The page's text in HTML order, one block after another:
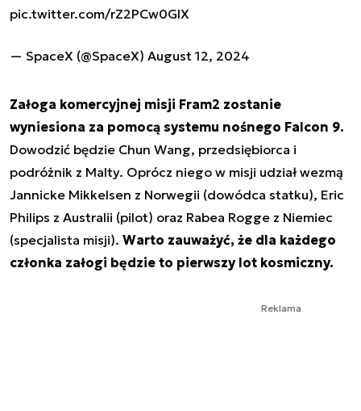
pic.twitter.com/rZ2PCw0GlX
— SpaceX (@SpaceX) August 12, 2024
Załoga komercyjnej misji Fram2 zostanie
wyniesiona za pomocą systemu nośnego Falcon 9.
Dowodzić będzie Chun Wang, przedsiębiorca i
podróżnik z Malty. Oprócz niego w misji udział wezmą
Jannicke Mikkelsen z Norwegii (dowódca statku), Eric
Philips z Australii (pilot) oraz Rabea Rogge z Niemiec
(specjalista misji). Warto zauważyć, że dla każdego
członka załogi będzie to pierwszy lot kosmiczny.
Reklama